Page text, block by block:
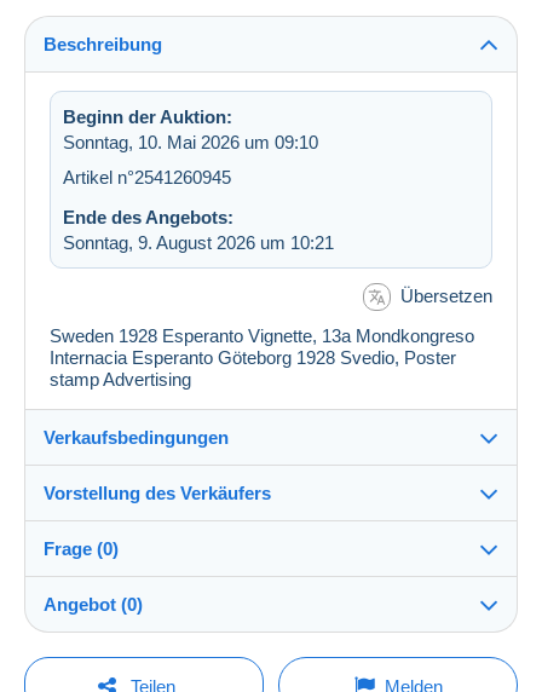
Beschreibung
Beginn der Auktion:
Sonntag, 10. Mai 2026 um 09:10
Artikel n°2541260945
Ende des Angebots:
Sonntag, 9. August 2026 um 10:21
Übersetzen
Sweden 1928 Esperanto Vignette, 13a Mondkongreso
Internacia Esperanto Göteborg 1928 Svedio, Poster
stamp Advertising
Verkaufsbedingungen
Versand nach:
Die Liste der Länder einsehen
Direkte Übergabe:
Ja
Vorkasse
Vorstellung des Verkäufers
jarino100%(17293x)
Shop
Frage (0)
Um eine Frage stellen zu können, müssen Sie
Angebot (0)
Der Verkauf wird um eine Minute verlängert, wenn
weniger als eine Minute vor Ablauf der Frist ein
Teilen Melden